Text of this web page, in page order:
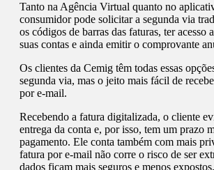
Tanto na Agência Virtual quanto no
consumidor pode solicitar a segunda via
os códigos de barras das faturas, ter acesso
suas contas e ainda emitir o comprovante
Os clientes da Cemig têm todas essas
segunda via, mas o jeito mais fácil de
por e-mail.
Recebendo a fatura digitalizada, o cliente
entrega da conta e, por isso, tem um prazo
pagamento. Ele conta também com mais
fatura por e-mail não corre o risco de ser
dados ficam mais seguros e menos